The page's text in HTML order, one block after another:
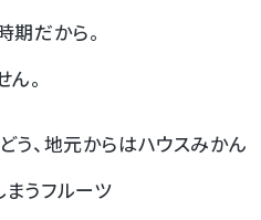
期だから。
。
う、地元からはハウスみかん
うフルーツ